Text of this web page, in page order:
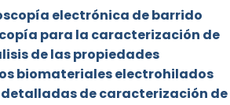
electrónica de barrido
para la caracterización de
de las propiedades
biomateriales electrohilados
de caracterización de